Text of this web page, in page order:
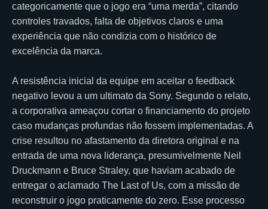
categoricamente que o jogo era “uma merda”, citando
controles travados, falta de objetivos claros e uma
experiência que não condizia com o histórico de
excelência da marca.
A resistência inicial da equipe em aceitar o feedback
negativo levou a um ultimato da Sony. Segundo o relato,
a corporativa ameaçou cortar o financiamento do projeto
caso mudanças profundas não fossem implementadas. A
crise resultou no afastamento da diretora original e na
entrada de uma nova liderança, presumivelmente Neil
Druckmann e Bruce Straley, que haviam acabado de
entregar o aclamado The Last of Us, com a missão de
reconstruir o jogo praticamente do zero. Esse processo